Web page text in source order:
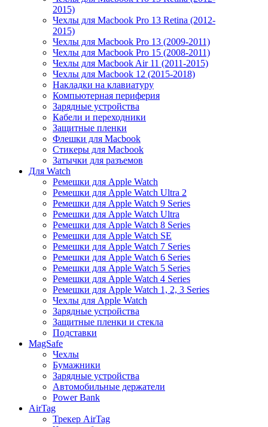
2015)
Чехлы для Macbook Pro 13 Retina (2012-
2015)
Чехлы для Macbook Pro 13 (2009-2011)
Чехлы для Macbook Pro 15 (2008-2011)
Чехлы для Macbook Air 11 (2011-2015)
Чехлы для Macbook 12 (2015-2018)
Накладки на клавиатуру
Компьютерная периферия
Зарядные устройства
Кабели и переходники
Защитные пленки
Флешки для Macbook
Стикеры для Macbook
Затычки для разъемов
Для Watch
Ремешки для Apple Watch
Ремешки для Apple Watch Ultra 2
Ремешки для Apple Watch 9 Series
Ремешки для Apple Watch Ultra
Ремешки для Apple Watch 8 Series
Ремешки для Apple Watch SE
Ремешки для Apple Watch 7 Series
Ремешки для Apple Watch 6 Series
Ремешки для Apple Watch 5 Series
Ремешки для Apple Watch 4 Series
Ремешки для Apple Watch 1, 2, 3 Series
Чехлы для Apple Watch
Зарядные устройства
Защитные пленки и стекла
Подставки
MagSafe
Чехлы
Бумажники
Зарядные устройства
Автомобильные держатели
Power Bank
AirTag
Трекер AirTag